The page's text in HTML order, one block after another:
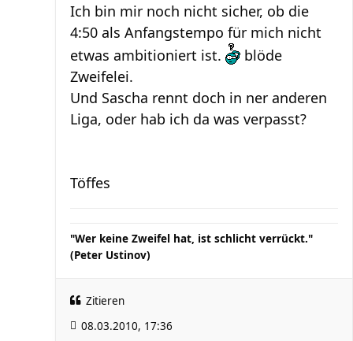
Ich bin mir noch nicht sicher, ob die
4:50 als Anfangstempo für mich nicht
etwas ambitioniert ist.
blöde
Zweifelei.
Und Sascha rennt doch in ner anderen
Liga, oder hab ich da was verpasst?
Töffes
"Wer keine Zweifel hat, ist schlicht verrückt."
(Peter Ustinov)
Zitieren
08.03.2010, 17:36